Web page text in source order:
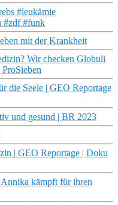
#leukämie
#zdf #funk
mit der Krankheit
Wir checken Globuli
die Seele | GEO Reportage
und gesund | BR 2023
| GEO Reportage | Doku
kämpft für ihren